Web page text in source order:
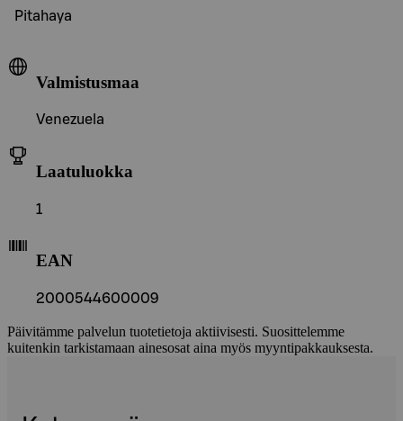
Pitahaya
Valmistusmaa
Venezuela
Laatuluokka
1
EAN
2000544600009
Päivitämme palvelun tuotetietoja aktiivisesti. Suosittelemme
kuitenkin tarkistamaan ainesosat aina myös myyntipakkauksesta.